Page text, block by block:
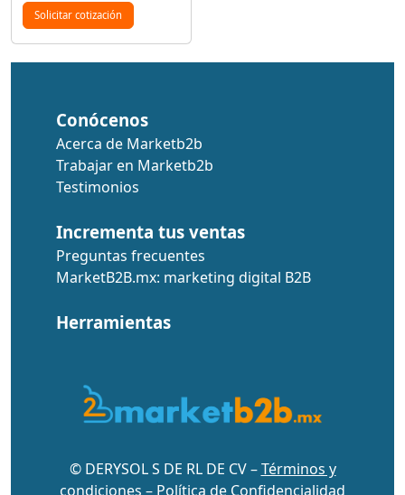
Solicitar cotización
Conócenos
Acerca de Marketb2b
Trabajar en Marketb2b
Testimonios
Incrementa tus ventas
Preguntas frecuentes
MarketB2B.mx: marketing digital B2B
Herramientas
© DERYSOL S DE RL DE CV –Términos y
condiciones – Política de Confidencialidad